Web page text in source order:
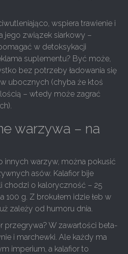
wspiera trawienie i
jego związek siarkowy –
w detoksykacji
suplementu? Być może,
bez potrzeby ładowania się
ubocznych (chyba że ktoś
– wtedy może zagrać
warzywa – na
innych warzyw, można pokusić
asów. Kalafior bije
chodzi o kaloryczność – 25
100 g. Z brokułem idzie łeb w
zależy od humoru dnia.
przegrywa? W zawartości beta-
i marchewki. Ale każdy ma
imperium, a kalafior to